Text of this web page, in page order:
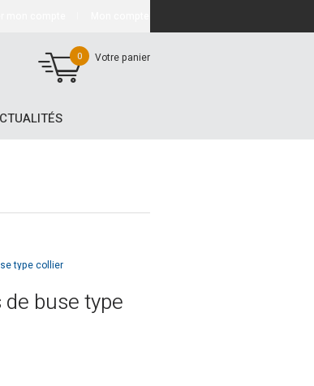
0 Votre panier
type collier
buse type